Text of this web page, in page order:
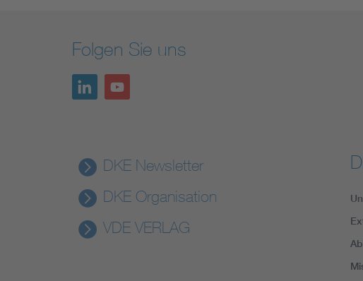
Folgen Sie uns
DKE Newsletter
DKE Organisation
VDE VERLAG